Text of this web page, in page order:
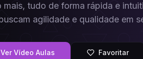
tudo de forma rápida e
agilidade e qualidade em
Ver Vídeo Aulas Favoritar